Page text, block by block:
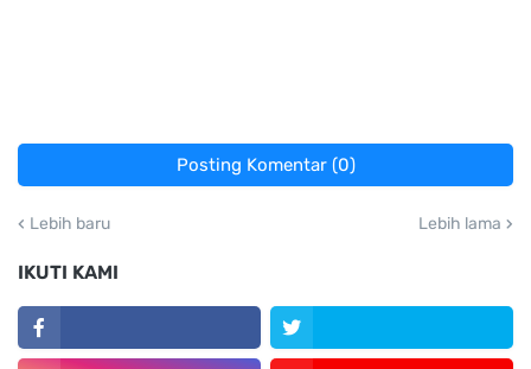
Posting Komentar (0)
Lebih baru Lebih lama
IKUTI KAMI